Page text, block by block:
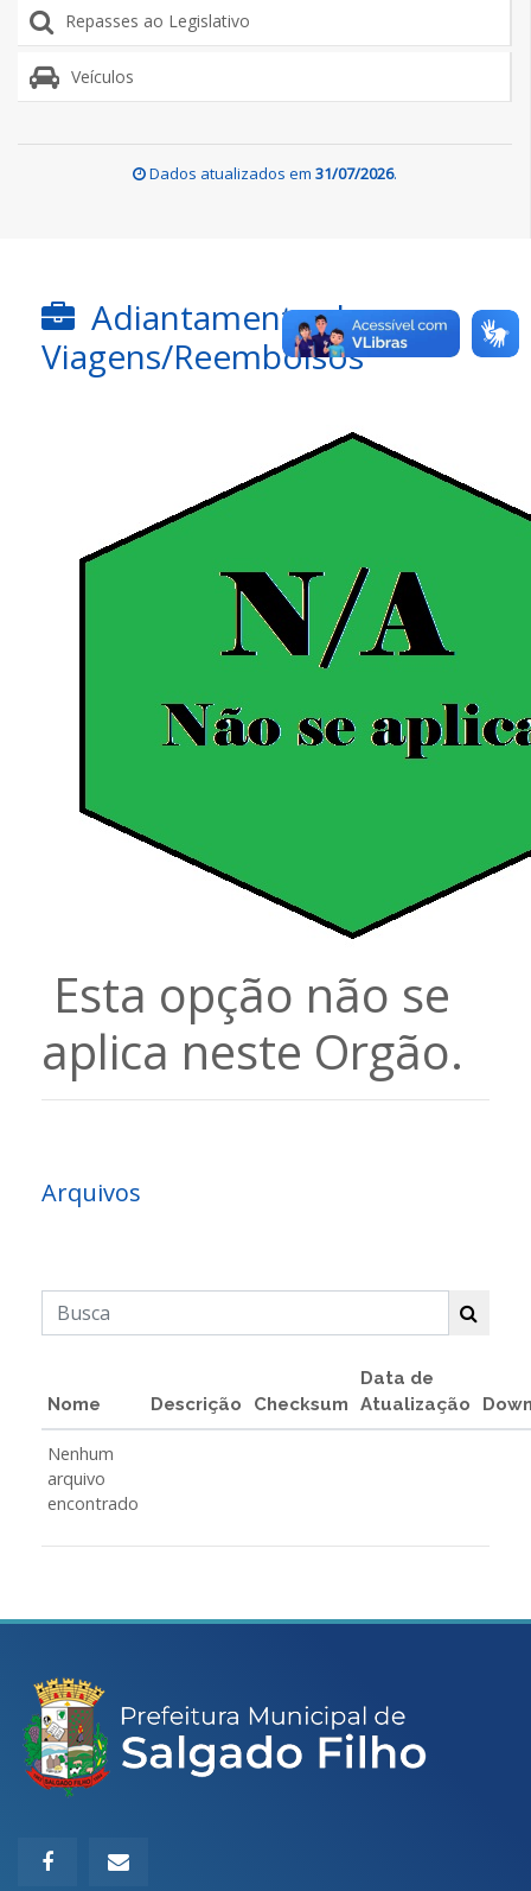
Repasses ao Legislativo
Veículos
Dados atualizados em 31/07/2026.
Adiantamento de
Viagens/Reembolsos
Esta opção não se
aplica neste Orgão.
Arquivos
Nome Descrição Checksum
Data de
Atualização
Nenhum
arquivo
encontrado